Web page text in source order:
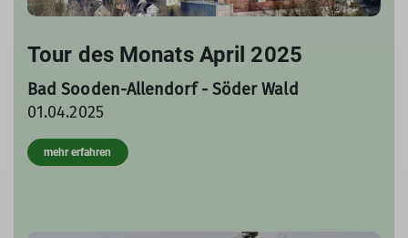
Tour des Monats April 2025
Bad Sooden-Allendorf - Söder Wald
01.04.2025
mehr erfahren